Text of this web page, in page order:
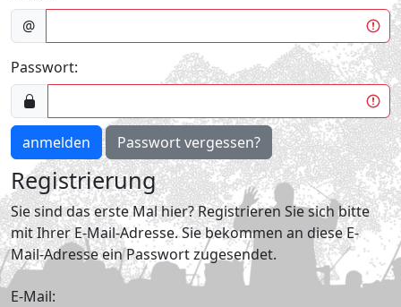
@
Passwort:
anmelden Passwort vergessen?
Registrierung
Sie sind das erste Mal hier? Registrieren Sie sich bitte
mit Ihrer E-Mail-Adresse. Sie bekommen an diese E-
Mail-Adresse ein Passwort zugesendet.
E-Mail: